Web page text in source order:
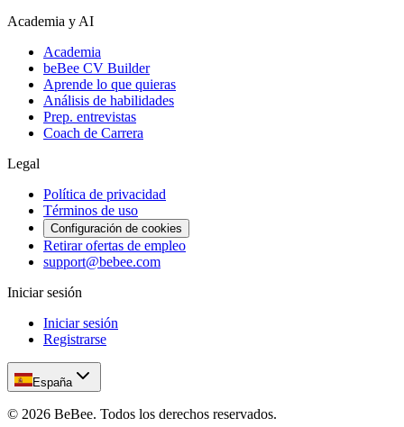
Academia y AI
Academia
beBee CV Builder
Aprende lo que quieras
Análisis de habilidades
Prep. entrevistas
Coach de Carrera
Legal
Política de privacidad
Términos de uso
Configuración de cookies
Retirar ofertas de empleo
support@bebee.com
Iniciar sesión
Iniciar sesión
Registrarse
España
© 2026 BeBee. Todos los derechos reservados.